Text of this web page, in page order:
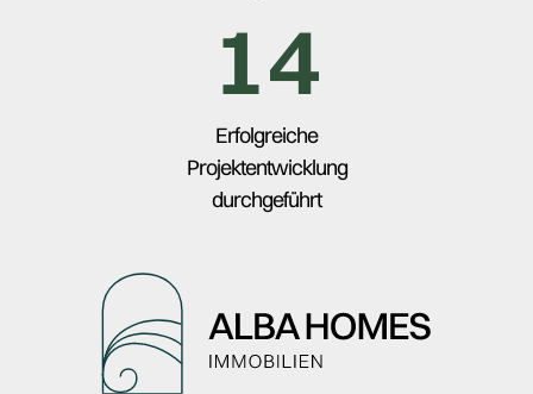
14
Erfolgreiche
Projektentwicklung
durchgeführt